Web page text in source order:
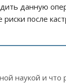
данную
после
наукой и